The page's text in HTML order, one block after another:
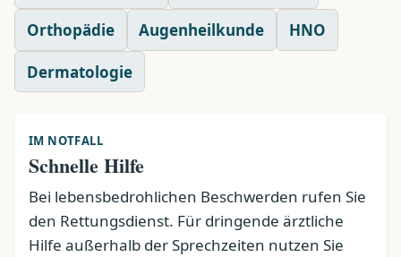
Orthopädie Augenheilkunde HNO
Dermatologie
IM NOTFALL
Schnelle Hilfe
Bei lebensbedrohlichen Beschwerden rufen Sie
den Rettungsdienst. Für dringende ärztliche
Hilfe außerhalb der Sprechzeiten nutzen Sie